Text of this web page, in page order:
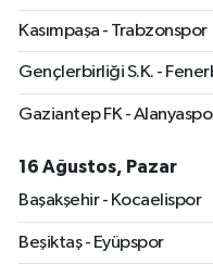
Kasımpaşa - Trabzonspor
Gençlerbirliği S.K. -
Gaziantep FK -
16 Ağustos, Pazar
Başakşehir - Kocaelispor
Beşiktaş - Eyüpspor